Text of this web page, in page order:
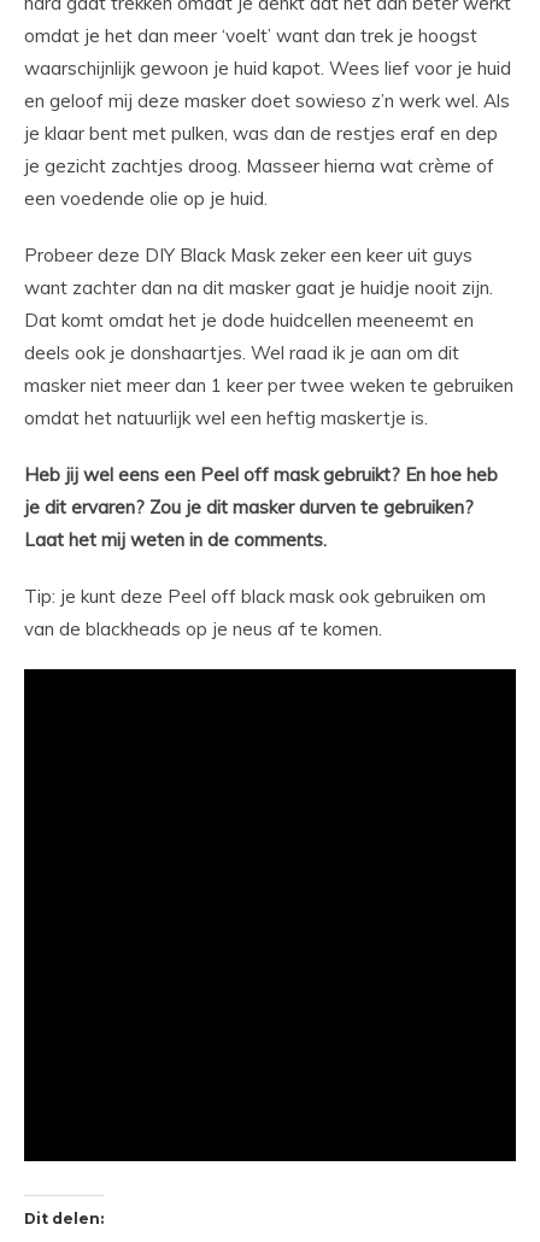
omdat je het dan meer ‘voelt’ want dan trek je hoogst
waarschijnlijk gewoon je huid kapot. Wees lief voor je huid
en geloof mij deze masker doet sowieso z’n werk wel. Als
je klaar bent met pulken, was dan de restjes eraf en dep
je gezicht zachtjes droog. Masseer hierna wat crème of
een voedende olie op je huid.
Probeer deze DIY Black Mask zeker een keer uit guys
want zachter dan na dit masker gaat je huidje nooit zijn.
Dat komt omdat het je dode huidcellen meeneemt en
deels ook je donshaartjes. Wel raad ik je aan om dit
masker niet meer dan 1 keer per twee weken te gebruiken
omdat het natuurlijk wel een heftig maskertje is.
Heb jij wel eens een Peel off mask gebruikt? En hoe heb
je dit ervaren? Zou je dit masker durven te gebruiken?
Laat het mij weten in de comments.
Tip: je kunt deze Peel off black mask ook gebruiken om
van de blackheads op je neus af te komen.
Dit delen: